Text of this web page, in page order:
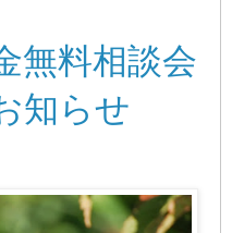
無料相談会
知らせ